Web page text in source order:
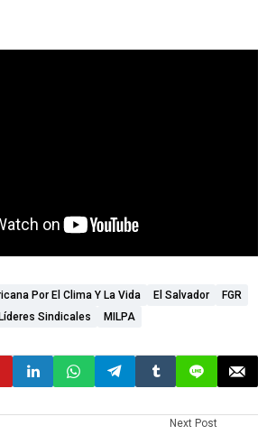
Por El Clima Y La Vida El Salvador
FGR
Líderes Sindicales MILPA
Next Post